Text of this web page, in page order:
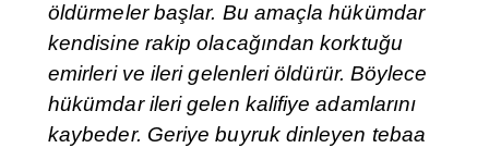
öldürmeler başlar. Bu amaçla hükümdar
kendisine rakip olacağından korktuğu
emirleri ve ileri gelenleri öldürür. Böylece
hükümdar ileri gelen kalifiye adamlarını
kaybeder. Geriye buyruk dinleyen tebaa